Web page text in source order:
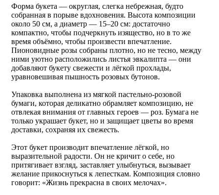
Форма букета — округлая, слегка небрежная, будто
собранная в порыве вдохновения. Высота композиции
около 50 см, а диаметр — 15–20 см: достаточно
компактно, чтобы подчеркнуть изящество, но в то же
время объёмно, чтобы произвести впечатление.
Пионовидные розы собраны плотно, но не тесно, между
ними уютно расположились листья эвкалипта — они
добавляют букету свежести и лёгкой прохлады,
уравновешивая пышность розовых бутонов.
Упаковка выполнена из мягкой пастельно-розовой
бумаги, которая деликатно обрамляет композицию, не
отвлекая внимания от главных героев — роз. Бумага не
только украшает букет, но и защищает цветы во время
доставки, сохраняя их свежесть.
Этот букет производит впечатление лёгкой, но
выразительной радости. Он не кричит о себе, но
притягивает взгляд, заставляет улыбнуться, вызывает
желание прикоснуться к лепесткам. Композиция словно
говорит: «Жизнь прекрасна в своих мелочах».